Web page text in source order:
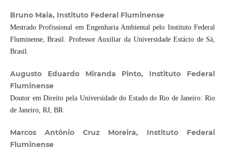
Bruno Maia, Instituto Federal Fluminense
Mestrado Profissional em Engenharia Ambiental pelo Instituto Federal
Fluminense, Brasil. Professor Auxiliar da Universidade Estácio de Sá,
Brasil.
Augusto Eduardo Miranda Pinto, Instituto Federal
Fluminense
Doutor em Direito pela Universidade do Estado do Rio de Janeiro: Rio
de Janeiro, RJ, BR
Marcos Antônio Cruz Moreira, Instituto Federal
Fluminense